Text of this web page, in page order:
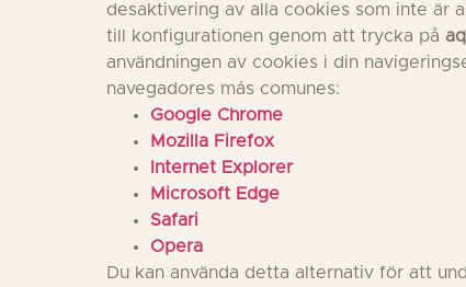
desaktivering av alla cookies som inte är
till konfigurationen genom att trycka på
användningen av cookies i din
navegadores más comunes:
Google Chrome
Mozilla Firefox
Internet Explorer
Microsoft Edge
Safari
Opera
Du kan använda detta alternativ för att